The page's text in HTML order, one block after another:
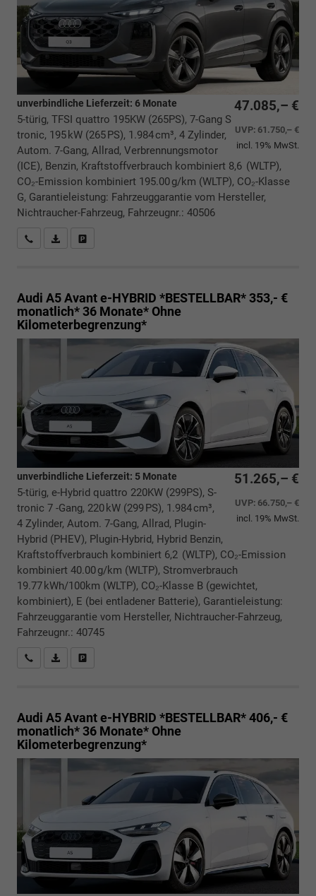
47.085,– €
UVP: 61.750,– €
incl. 19% MwSt.
unverbindliche Lieferzeit: 6 Monate
5-türig, TFSI quattro 195KW (265PS), 7-Gang S
tronic, 195 kW (265 PS), 1.984 cm³, 4 Zylinder,
Autom. 7-Gang, Allrad, Verbrennungsmotor
(ICE), Benzin, Kraftstoffverbrauch kombiniert 8,6 (WLTP),
CO₂-Emission kombiniert 195.00 g/km (WLTP), CO₂-Klasse
G, Garantieleistung: Fahrzeuggarantie vom Hersteller,
Nichtraucher-Fahrzeug, Fahrzeugnr.: 40506
Rückrufbitte absenden
PDF-Datei, Fahrzeugexposé drucken
Audi A5 Avante-HYBRID *BESTELLBAR* 353,- €
monatlich* 36 Monate* Ohne
Kilometerbegrenzung*
51.265,– €
UVP: 66.750,– €
incl. 19% MwSt.
unverbindliche Lieferzeit: 5 Monate
5-türig, e-Hybrid quattro 220KW (299PS), S-
tronic 7 -Gang, 220 kW (299 PS), 1.984 cm³,
4 Zylinder, Autom. 7-Gang, Allrad, Plugin-
Hybrid (PHEV), Plugin-Hybrid, Hybrid Benzin,
Kraftstoffverbrauch kombiniert 6,2 (WLTP), CO₂-Emission
kombiniert 40.00 g/km (WLTP), Stromverbrauch
19.77 kWh/100km (WLTP), CO₂-Klasse B (gewichtet,
kombiniert), E (bei entladener Batterie), Garantieleistung:
Fahrzeuggarantie vom Hersteller, Nichtraucher-Fahrzeug,
Fahrzeugnr.: 40745
Rückrufbitte absenden
PDF-Datei, Fahrzeugexposé drucken
Audi A5 Avante-HYBRID *BESTELLBAR* 406,- €
monatlich* 36 Monate* Ohne
Kilometerbegrenzung*